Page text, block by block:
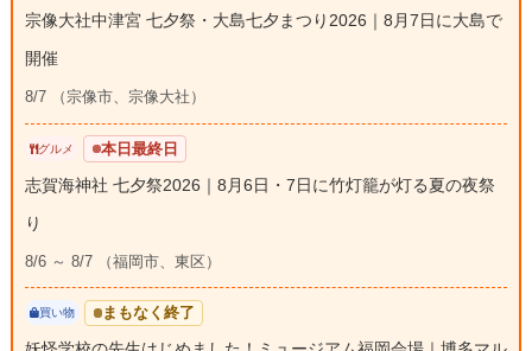
宗像大社中津宮 七夕祭・大島七夕まつり2026｜8月7日に大島で
開催
8/7 （宗像市、宗像大社）
グルメ 本日最終日
志賀海神社 七夕祭2026｜8月6日・7日に竹灯籠が灯る夏の夜祭
り
8/6 ～ 8/7 （福岡市、東区）
買い物 まもなく終了